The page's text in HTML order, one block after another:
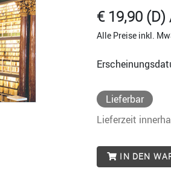
€ 19,90
Alle Preise inkl.
Lieferbar
Lieferzeit
IN DEN